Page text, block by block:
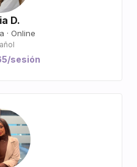
D.
· Online
sesión